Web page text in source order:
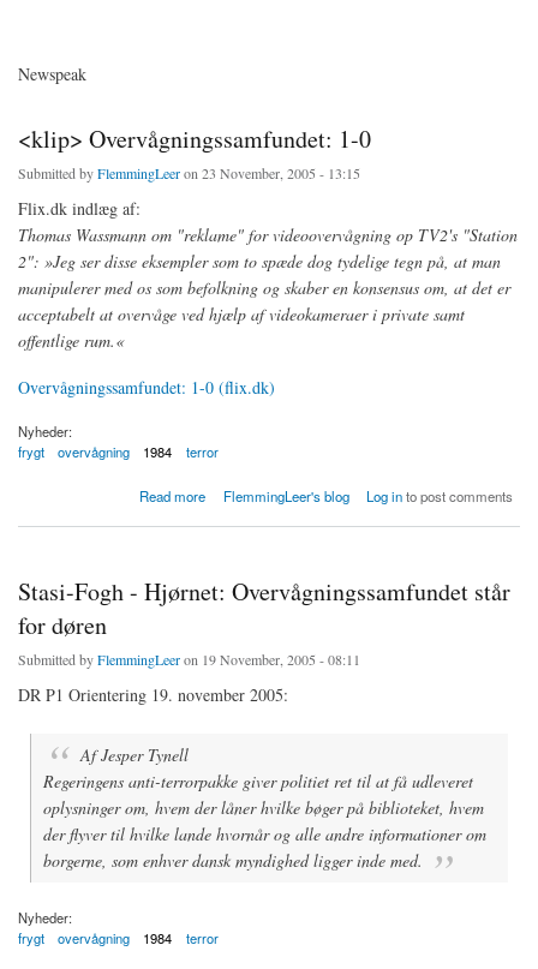
Newspeak
<klip> Overvågningssamfundet: 1-0
Submitted byFlemmingLeeron 23 November, 2005 - 13:15
Flix.dk indlæg af:
Thomas Wassmann om "reklame" for videoovervågning op TV2's "Station
2": »Jeg ser disse eksempler som to spæde dog tydelige tegn på, at man
manipulerer med os som befolkning og skaber en konsensus om, at det er
acceptabelt at overvåge ved hjælp af videokameraer i private samt
offentlige rum.«
Overvågningssamfundet: 1-0 (flix.dk)
Nyheder:
frygt
overvågning 1984 terror
Read more
about Overvågningssamfundet: 1-0 FlemmingLeer's blog Log into post comments
Stasi-Fogh - Hjørnet: Overvågningssamfundet står
for døren
Submitted byFlemmingLeeron 19 November, 2005 - 08:11
DR P1 Orientering 19. november 2005:
Af Jesper Tynell
Regeringens anti-terrorpakke giver politiet ret til at få udleveret
oplysninger om, hvem der låner hvilke bøger på biblioteket, hvem
der flyver til hvilke lande hvornår og alle andre informationer om
borgerne, som enhver dansk myndighed ligger inde med.
Nyheder:
frygt
overvågning 1984 terror